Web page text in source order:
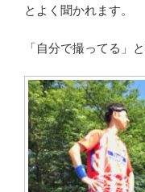
とよく聞かれます。
「自分で撮ってる」